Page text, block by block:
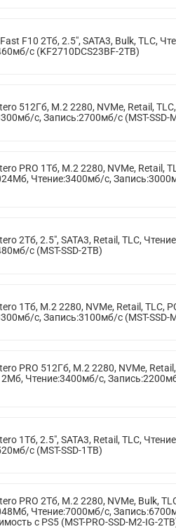
F10 2Тб, 2.5", SATA3, Bulk, TLC,
с (KF2710DCS23BF-2TB)
512Гб, M.2 2280, NVMe, Retail,
с, Запись:2700мб/с (MST-SSD-
PRO 1Тб, M.2 2280, NVMe, Retail,
Чтение:3400мб/с,
2Тб, 2.5", SATA3, Retail, TLC,
с (MST-SSD-2TB)
1Тб, M.2 2280, NVMe, Retail, TLC,
с, Запись:3100мб/с (MST-SSD-
PRO 512Гб, M.2 2280, NVMe,
Чтение:3400мб/с,
1Тб, 2.5", SATA3, Retail, TLC,
с (MST-SSD-1TB)
PRO 2Тб, M.2 2280, NVMe, Bulk,
Чтение:7000мб/с,
с PS5 (MST-PRO-SSD-M2-IG-